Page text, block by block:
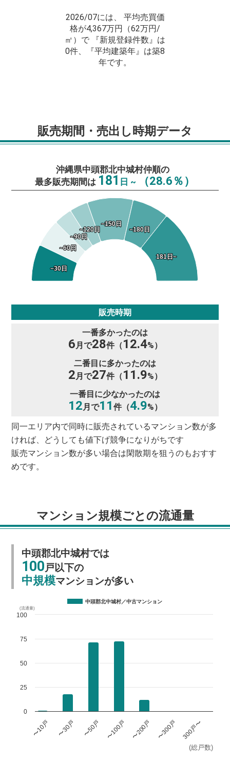
2026/07には、 平均売買価
格が4,367万円（62万円/
㎡）で 『新規登録件数』は
0件、『平均建築年』は築8
年です。
販売期間・売出し時期データ
沖縄県中頭郡北中城村仲順の
最多販売期間は 181 日 ~ （28.6％）
~30日
~30日
~60日
~60日
~90日
~90日
~120日
~120日
~150日
~150日
~180日
~180日
181日~
181日~
販売時期
一番多かったのは
6月で28件（12.4%）
二番目に多かったのは
2月で27件（11.9%）
一番目に少なかったのは
12月で11 件（4.9%）
同一エリア内で同時に販売されているマンション数が多
ければ、どうしても値下げ競争になりがちです
販売マンション数が多い場合は閑散期を狙うのもおすす
めです。
マンション規模ごとの流通量
中頭郡北中城村では
100戸以下の
中規模マンションが多い
(総戸数)
(流通量)
中頭郡北中城村／中古マンション
〜10戸 〜30戸 〜50戸 〜100戸 〜200戸 〜300戸 300戸〜
0
25
50
75
100